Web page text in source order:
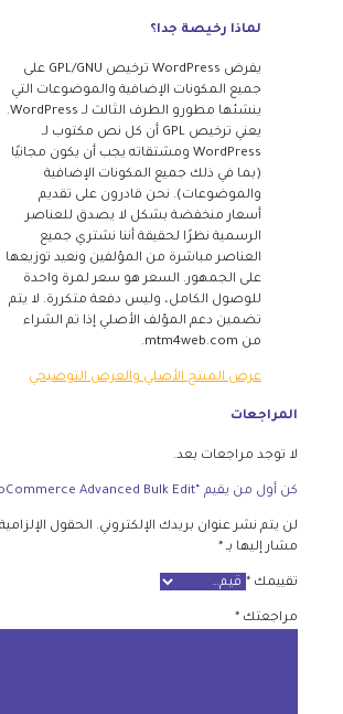
لماذا رخيصة جدا؟
يفرض WordPress ترخيص GPL/GNU على
جميع المكونات الإضافية والموضوعات التي
ينشئها مطورو الطرف الثالث لـ WordPress.
يعني ترخيص GPL أن كل نص مكتوب لـ
WordPress ومشتقاته يجب أن يكون مجانيًا
(بما في ذلك جميع المكونات الإضافية
والموضوعات). نحن قادرون على تقديم
أسعار منخفضة بشكل لا يصدق للعناصر
الرسمية نظرًا لحقيقة أننا نشتري جميع
العناصر مباشرة من المؤلفين ونعيد توزيعها
على الجمهور. السعر هو سعر لمرة واحدة
للوصول الكامل، وليس دفعة متكررة. لا يتم
تضمين دعم المؤلف الأصلي إذا تم الشراء
من mtm4web.com.
عرض المنتج الأصلي والعرض التوضيحي
المراجعات
لا توجد مراجعات بعد.
كن أول من يقيم “WooCommerce Advanced Bulk Edit”
لن يتم نشر عنوان بريدك الإلكتروني.
الحقول الإلزامية
مشار إليها بـ *
تقييمك *
مراجعتك *